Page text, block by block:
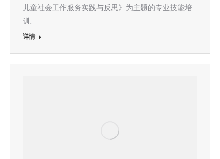
儿童社会工作服务实践与反思》为主题的专业技能培
训。
详情